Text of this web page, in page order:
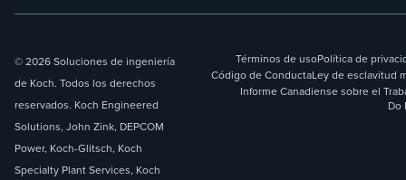
© 2026 Soluciones de ingeniería
de Koch. Todos los derechos
reservados. Koch Engineered
Solutions, John Zink, DEPCOM
Power, Koch-Glitsch, Koch
Specialty Plant Services, Koch
Términos de usoPolítica de
Código de ConductaLey de esclavitud
Informe Canadiense sobre el
Do